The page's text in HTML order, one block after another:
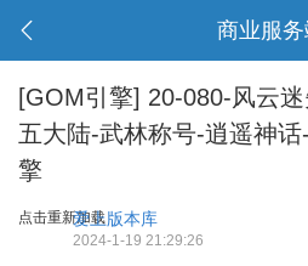
商业服
[GOM引擎] 20-080-风云
五大陆-武林称号-逍遥神话
擎
点击重新加载爱上版本库
2024-1-19 21:29:26